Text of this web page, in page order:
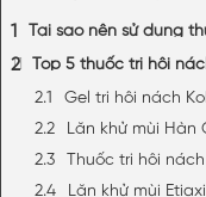
Tại sao nên sử dụng
Top 5 thuốc trị hôi
Gel trị hôi nách
Lăn khử mùi Hàn
Thuốc trị hôi
Lăn khử mùi